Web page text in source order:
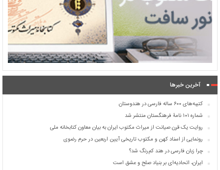
آخرین خبرها
کتیبه‌های ۶۰۰ ساله فارسی در هندوستان
شماره ۱۰۱ نامۀ فرهنگستان منتشر شد
روایت یک قرن صیانت از میراث مکتوب ایران به بیان معاون کتابخانه ملی
رونمایی از اسناد کهن و مکتوب تاریخی آیین اربعین در حرم رضوی
چرا زبان فارسی در هند کم‌رنگ شد؟
ایران، اتحادیه‌ای بر بنیاد صلح و عشق است